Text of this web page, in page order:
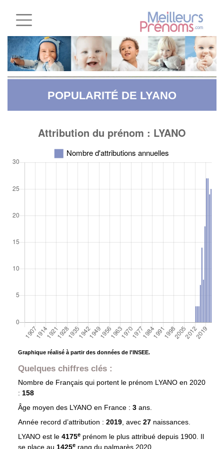
POPULARITÉ DE LYANO
Graphique réalisé à partir des données de l'INSEE.
Quelques chiffres clés :
Nombre de Français qui portent le prénom LYANO en 2020
: 158
Âge moyen des LYANOen France : 3 ans.
Année record d’attribution : 2019, avec 27 naissances.
LYANO est le 4175eprénom le plus attribué depuis 1900. Il
se place au 1425e rang du palmarès 2020.